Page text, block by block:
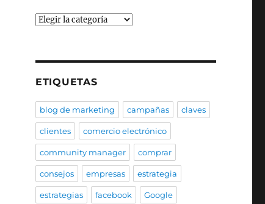
Categorías
ETIQUETAS
blog de marketing campañas claves
clientes comercio electrónico
community manager comprar
consejos empresas estrategia
estrategias facebook Google